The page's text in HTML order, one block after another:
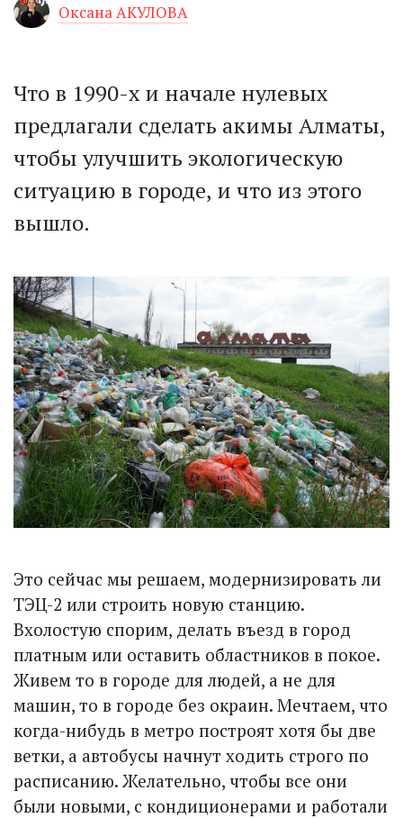
Оксана АКУЛОВА
Что в 1990-х и начале нулевых
предлагали сделать акимы Алматы,
чтобы улучшить экологическую
ситуацию в городе, и что из этого
вышло.
Это сейчас мы решаем, модернизировать ли
ТЭЦ-2 или строить новую станцию.
Вхолостую спорим, делать въезд в город
платным или оставить областников в покое.
Живем то в городе для людей, а не для
машин, то в городе без окраин. Мечтаем, что
когда-нибудь в метро построят хотя бы две
ветки, а автобусы начнут ходить строго по
расписанию. Желательно, чтобы все они
были новыми, с кондиционерами и работали